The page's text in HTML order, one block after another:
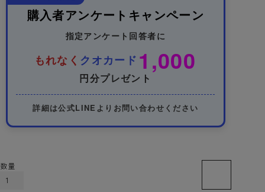
購入者アンケートキャンペーン
指定アンケート回答者に
もれなく クオカード 1,000
円分プレゼント
詳細は公式LINEよりお問い合わせください